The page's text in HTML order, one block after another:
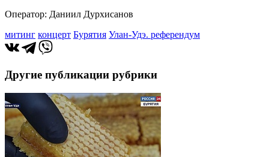
Оператор: Даниил Дурхисанов
митинг концерт Бурятия Улан-Удэ. референдум
Другие публикации рубрики